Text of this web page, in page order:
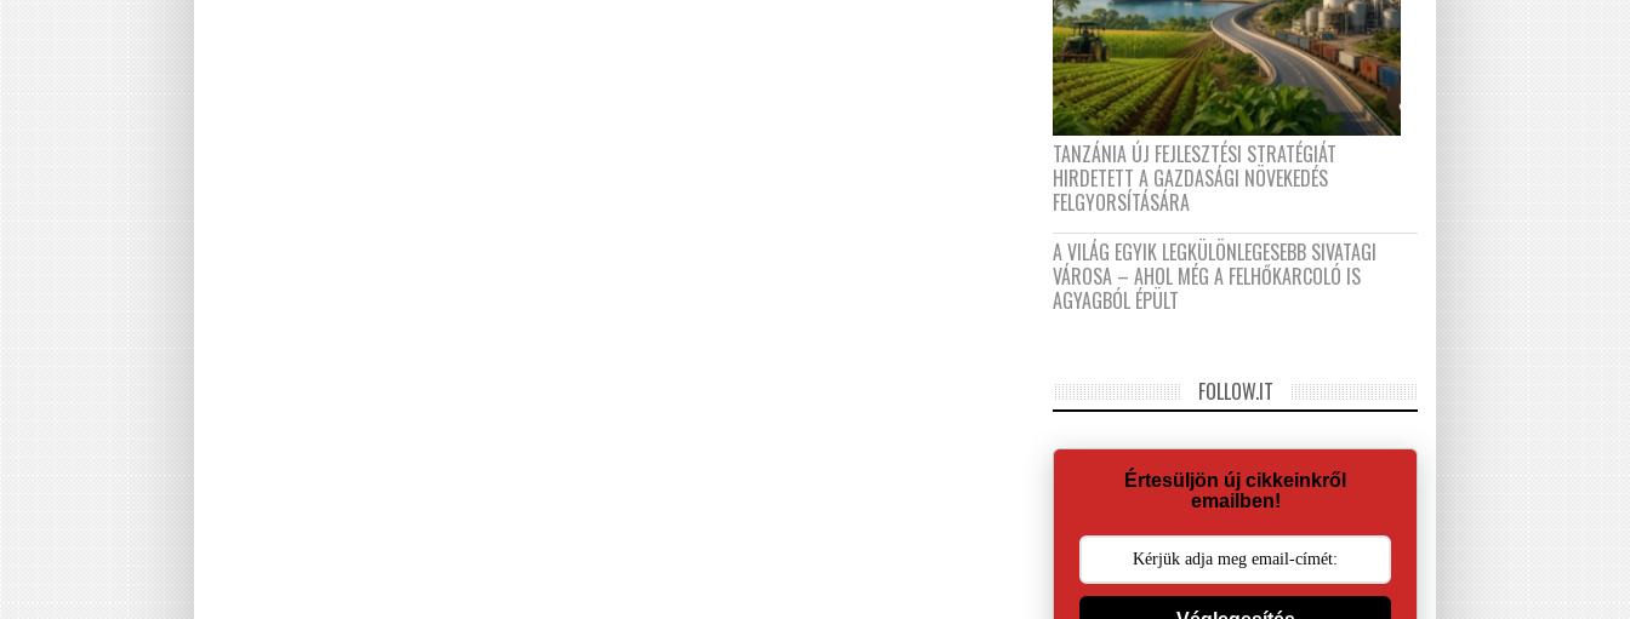
TANZÁNIA ÚJ FEJLESZTÉSI STRATÉGIÁT
HIRDETETT A GAZDASÁGI NÖVEKEDÉS
FELGYORSÍTÁSÁRA
A VILÁG EGYIK LEGKÜLÖNLEGESEBB SIVATAGI
VÁROSA – AHOL MÉG A FELHŐKARCOLÓ IS
AGYAGBÓL ÉPÜLT
FOLLOW.IT
Értesüljön új cikkeinkről
emailben!